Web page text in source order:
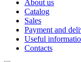
About us
Catalog
Sales
Payment and
Useful
Contacts